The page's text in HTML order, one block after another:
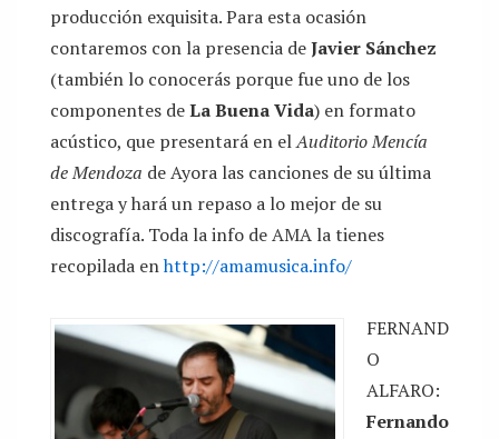
producción exquisita. Para esta ocasión
contaremos con la presencia deJavier Sánchez
(también lo conocerás porque fue uno de los
componentes deLa Buena Vida) en formato
acústico, que presentará en elAuditorio Mencía
de Mendoza de Ayora las canciones de su última
entrega y hará un repaso a lo mejor de su
discografía. Toda la info de AMA la tienes
recopilada enhttp://amamusica.info/
FERNAND
O
ALFARO:
Fernando